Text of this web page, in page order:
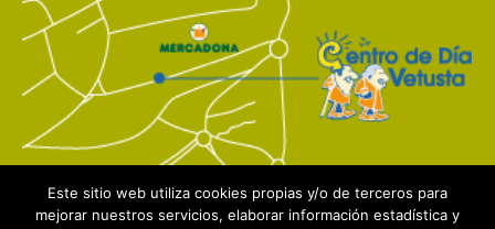
Este sitio web utiliza cookies propias y/o de terceros para
mejorar nuestros servicios, elaborar información estadística y